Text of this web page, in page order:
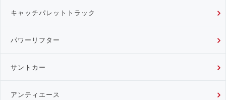
キャッチパレットトラック
パワーリフター
サントカー
アンティエース